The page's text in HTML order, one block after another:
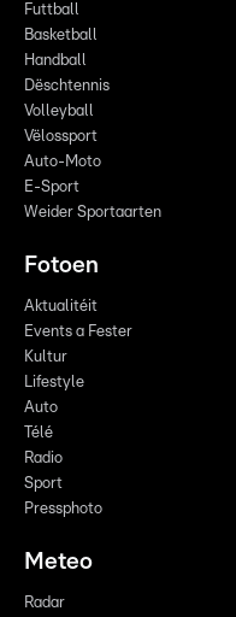
Futtball
Basketball
Handball
Dëschtennis
Volleyball
Vëlossport
Auto-Moto
E-Sport
Weider Sportaarten
Fotoen
Aktualitéit
Events a Fester
Kultur
Lifestyle
Auto
Télé
Radio
Sport
Pressphoto
Meteo
Radar